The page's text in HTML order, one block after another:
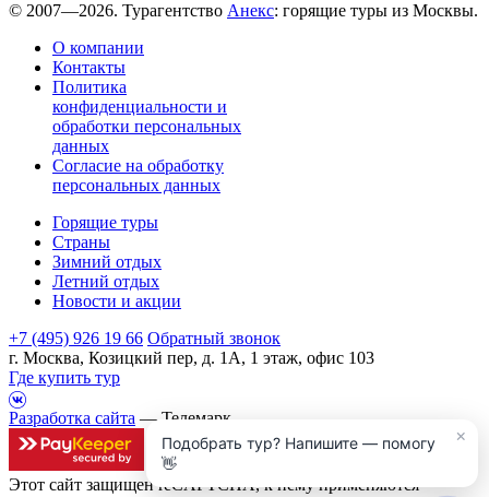
© 2007—2026. Турагентство Анекс: горящие туры из Москвы.
О компании
Контакты
Политика
конфиденциальности и
обработки персональных
данных
Согласие на обработку
персональных данных
Горящие туры
Страны
Зимний отдых
Летний отдых
Новости и акции
+7 (495) 926 19 66 Обратный звонок
г. Москва, Козицкий пер, д. 1А, 1 этаж, офис 103
Где купить тур
Разработка сайта — Телемарк
Этот сайт защищен reCAPTCHA, к нему применяются
Подобрать тур? Напишите — помогу
👋
×